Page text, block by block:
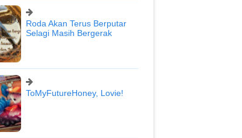
Roda Akan Terus Berputar
Selagi Masih Bergerak
ToMyFutureHoney, Lovie!